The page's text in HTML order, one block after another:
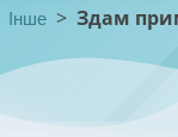
Інше > Здам